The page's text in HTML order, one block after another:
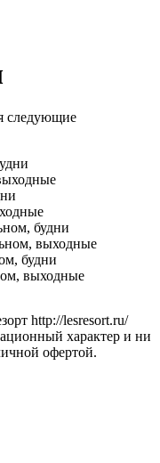
следующие
будни
выходные
будни
выходные
http://lеsrеsоrt.ru/
характер и ни
офертой.